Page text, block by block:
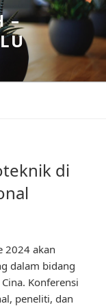
–
di
2024 akan
dalam bidang
Konferensi
peneliti, dan